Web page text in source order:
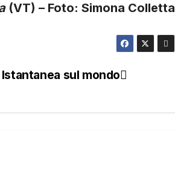
(VT) – Foto: Simona Colletta
Istantanea sul mondo